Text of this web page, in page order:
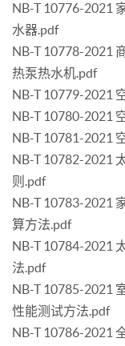
NB-T 10776-2021
水器.pdf
NB-T 10778-2021
热泵热水机.pdf
NB-T 10779-2021
NB-T 10780-2021
NB-T 10781-2021
NB-T 10782-2021
则.pdf
NB-T 10783-2021
算方法.pdf
NB-T 10784-2021
法.pdf
NB-T 10785-2021
性能测试方法.pdf
NB-T 10786-2021